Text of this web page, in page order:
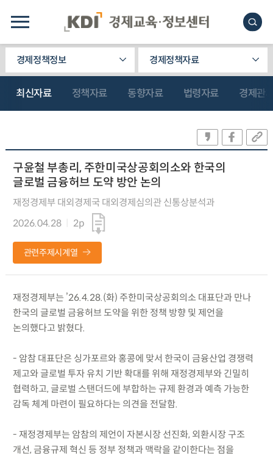
경제정책정보 경제정책자료
최신자료 정책자료 동향자료 법령자료 경제관
구윤철 부총리, 주한미국상공회의소와 한국의
글로벌 금융허브 도약 방안 논의
재정경제부 대외경제국 대외경제심의관 신통상분석과
2026.04.28
2p
관련주제시계열
재정경제부는 ’26.4.28.(화) 주한미국상공회의소 대표단과 만나
한국의 글로벌 금융허브 도약을 위한 정책 방향 및 제언을
논의했다고 밝혔다.
- 암참 대표단은 싱가포르와 홍콩에 맞서 한국이 금융산업 경쟁력
제고와 글로벌 투자 유치 기반 확대를 위해 재정경제부와 긴밀히
협력하고, 글로벌 스탠더드에 부합하는 규제 환경과 예측 가능한
감독 체계 마련이 필요하다는 의견을 전달함.
- 재정경제부는 암참의 제언이 자본시장 선진화, 외환시장 구조
개선, 금융규제 혁신 등 정부 정책과 맥락을 같이한다는 점을